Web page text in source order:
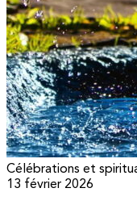
Célébrations et
13 février 2026